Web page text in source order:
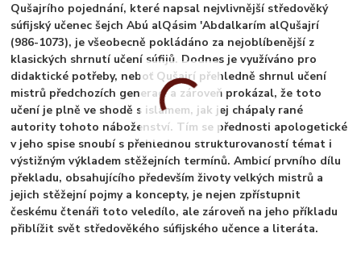
Qušajrího pojednání, které napsal nejvlivnější středověký
súfijský učenec šejch Abú alQásim 'Abdalkarím alQušajrí
(986-1073), je všeobecně pokládáno za nejoblíbenější z
klasických shrnutí učení súfijů. Dodnes je využíváno pro
didaktické potřeby, neboť Qušajrí přehledně shrnul učení
mistrů předchozích generací a zároveň prokázal, že toto
učení je plně ve shodě s islámem, jak jej chápaly rané
autority tohoto náboženství. Tím se přednosti apologetické
v jeho spise snoubí s přehlednou strukturovaností témat i
výstižným výkladem stěžejních termínů. Ambicí prvního dílu
překladu, obsahujícího především životy velkých mistrů a
jejich stěžejní pojmy a koncepty, je nejen zpřístupnit
českému čtenáři toto veledílo, ale zároveň na jeho příkladu
přiblížit svět středověkého súfijského učence a literáta.